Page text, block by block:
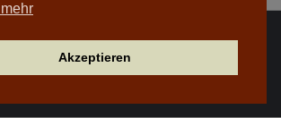
GmbH © 2026. Alle Rechte vorbehalten.
Akzeptieren